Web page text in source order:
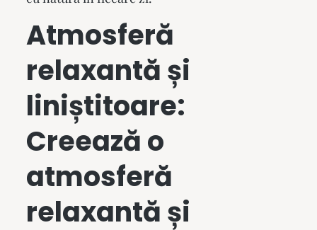
Atmosferă
relaxantă și
liniștitoare:
Creează o
atmosferă
relaxantă și